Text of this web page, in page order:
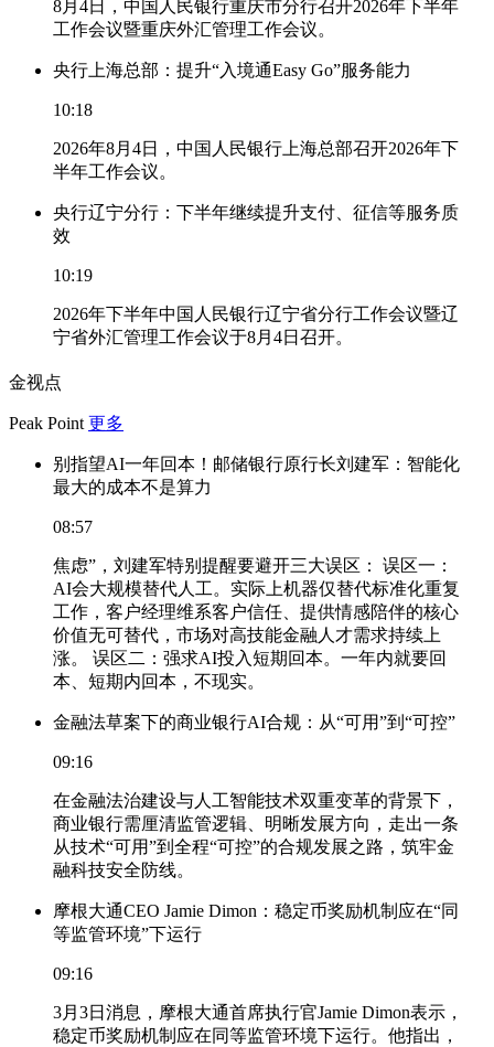
8月4日，中国人民银行重庆市分行召开2026年下半年
工作会议暨重庆外汇管理工作会议。
央行上海总部：提升“入境通Easy Go”服务能力
10:18
2026年8月4日，中国人民银行上海总部召开2026年下
半年工作会议。
央行辽宁分行：下半年继续提升支付、征信等服务质
效
10:19
2026年下半年中国人民银行辽宁省分行工作会议暨辽
宁省外汇管理工作会议于8月4日召开。
金视点
Peak Point 更多
别指望AI一年回本！邮储银行原行长刘建军：智能化
最大的成本不是算力
08:57
焦虑”，刘建军特别提醒要避开三大误区： 误区一：
AI会大规模替代人工。实际上机器仅替代标准化重复
工作，客户经理维系客户信任、提供情感陪伴的核心
价值无可替代，市场对高技能金融人才需求持续上
涨。 误区二：强求AI投入短期回本。一年内就要回
本、短期内回本，不现实。
金融法草案下的商业银行AI合规：从“可用”到“可控”
09:16
在金融法治建设与人工智能技术双重变革的背景下，
商业银行需厘清监管逻辑、明晰发展方向，走出一条
从技术“可用”到全程“可控”的合规发展之路，筑牢金
融科技安全防线。
摩根大通CEO Jamie Dimon：稳定币奖励机制应在“同
等监管环境”下运行
09:16
3月3日消息，摩根大通首席执行官Jamie Dimon表示，
稳定币奖励机制应在同等监管环境下运行。他指出，